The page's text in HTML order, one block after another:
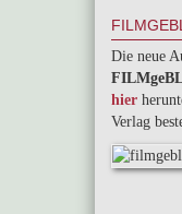
Die neue
hier
Verlag